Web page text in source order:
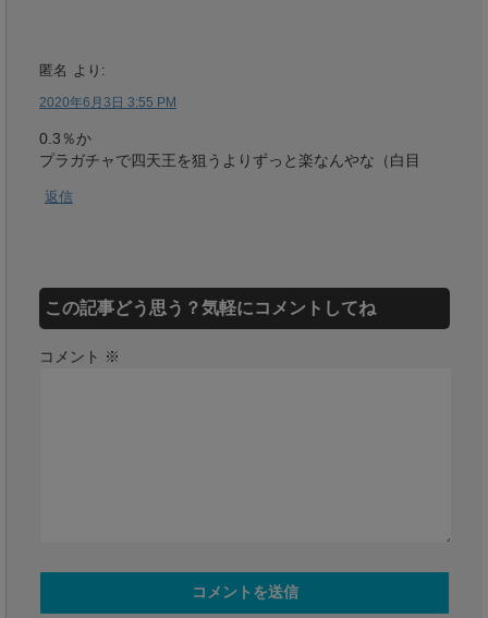
匿名 より:
2020年6月3日 3:55 PM
0.3％か
プラガチャで四天王を狙うよりずっと楽なんやな（白目
返信
この記事どう思う？気軽にコメントしてね
コメント ※